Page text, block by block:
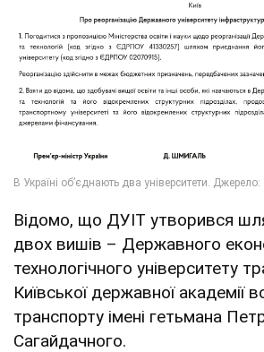
Відомо, що ДУІТ утворився
двох вишів – Державного
технологічного університету
Київської державної академії
транспорту імені гетьмана
Сагайдачного.